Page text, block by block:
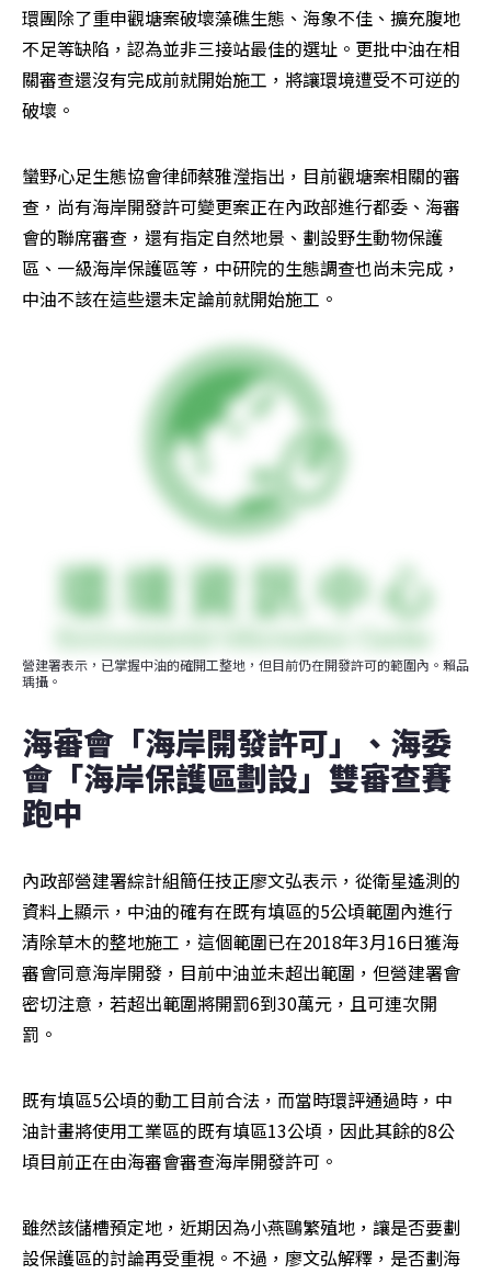
環團除了重申觀塘案破壞藻礁生態、海象不佳、擴充腹地
不足等缺陷，認為並非三接站最佳的選址。更批中油在相
關審查還沒有完成前就開始施工，將讓環境遭受不可逆的
破壞。
蠻野心足生態協會律師蔡雅瀅指出，目前觀塘案相關的審
查，尚有海岸開發許可變更案正在內政部進行都委、海審
會的聯席審查，還有指定自然地景、劃設野生動物保護
區、一級海岸保護區等，中研院的生態調查也尚未完成，
中油不該在這些還未定論前就開始施工。
營建署表示，已掌握中油的確開工整地，但目前仍在開發許可的範圍內。賴品
瑀攝。
海審會「海岸開發許可」、海委
會「海岸保護區劃設」雙審查賽
跑中
內政部營建署綜計組簡任技正廖文弘表示，從衛星遙測的
資料上顯示，中油的確有在既有填區的5公頃範圍內進行
清除草木的整地施工，這個範圍已在2018年3月16日獲海
審會同意海岸開發，目前中油並未超出範圍，但營建署會
密切注意，若超出範圍將開罰6到30萬元，且可連次開
罰。
既有填區5公頃的動工目前合法，而當時環評通過時，中
油計畫將使用工業區的既有填區13公頃，因此其餘的8公
頃目前正在由海審會審查海岸開發許可。
雖然該儲槽預定地，近期因為小燕鷗繁殖地，讓是否要劃
設保護區的討論再受重視。不過，廖文弘解釋，是否劃海